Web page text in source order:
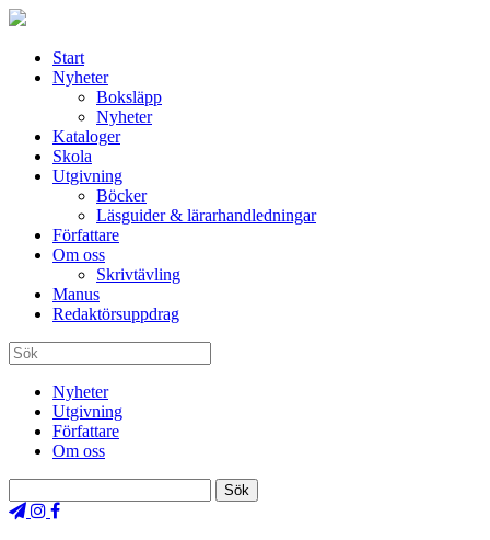
Start
Nyheter
Boksläpp
Nyheter
Kataloger
Skola
Utgivning
Böcker
Läsguider & lärarhandledningar
Författare
Om oss
Skrivtävling
Manus
Redaktörsuppdrag
Nyheter
Utgivning
Författare
Om oss